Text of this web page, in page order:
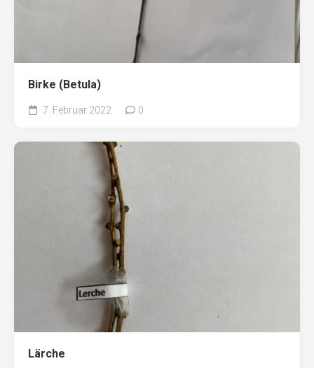
Birke (Betula)
7. Februar 2022 0
Lärche